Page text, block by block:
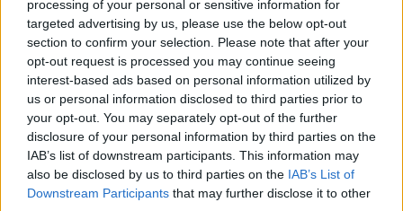
processing of your personal or sensitive information for
targeted advertising by us, please use the below opt-out
section to confirm your selection. Please note that after your
opt-out request is processed you may continue seeing
interest-based ads based on personal information utilized by
us or personal information disclosed to third parties prior to
your opt-out. You may separately opt-out of the further
disclosure of your personal information by third parties on the
IAB’s list of downstream participants. This information may
also be disclosed by us to third parties on the IAB’s List of
Downstream Participants that may further disclose it to other
hokkaido e la zucca spaghetti),
ornamentali e zucche decorate a mano
per una fantastica caccia al tesoro. Il
giardino, che generalmente ospita
campi di tulipani e narcisi ed è aperto
solo nei mesi di marzo e aprile per la
fioritura di questi fiori, si trasforma in
autunno in un vero e proprio giardino
zucca you-pick per la gioia e il